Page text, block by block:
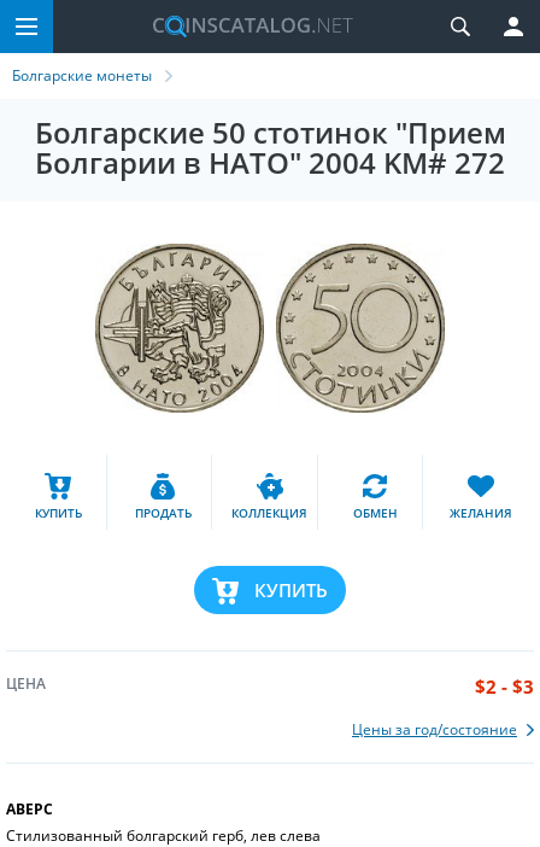
Болгарские монеты
Болгарские 50 стотинок "Прием
Болгарии в НАТО" 2004 KM# 272
КУПИТЬ ПРОДАТЬ КОЛЛЕКЦИЯ ОБМЕН ЖЕЛАНИЯ
КУПИТЬ
ЦЕНА $2 - $3
Цены за год/состояние
АВЕРС
Стилизованный болгарский герб, лев слева